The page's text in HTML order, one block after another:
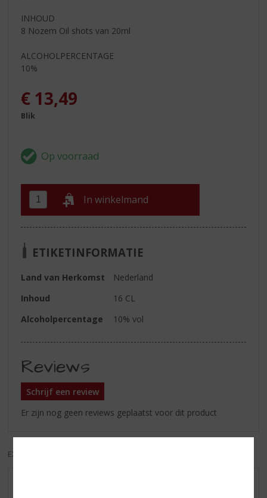
INHOUD
8 Nozem Oil shots van 20ml
ALCOHOLPERCENTAGE
10%
€ 13,49
Blik
In winkelmand
ETIKETINFORMATIE
Land van Herkomst
Nederland
Inhoud
16 CL
Alcoholpercentage
10% vol
Reviews
Schrijf een review
Er zijn nog geen reviews geplaatst voor dit product
EXCL. BTW